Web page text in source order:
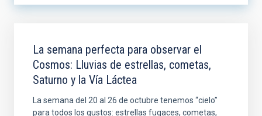
La semana perfecta para observar el
Cosmos: Lluvias de estrellas, cometas,
Saturno y la Vía Láctea
La semana del 20 al 26 de octubre tenemos “cielo”
para todos los gustos: estrellas fugaces, cometas,